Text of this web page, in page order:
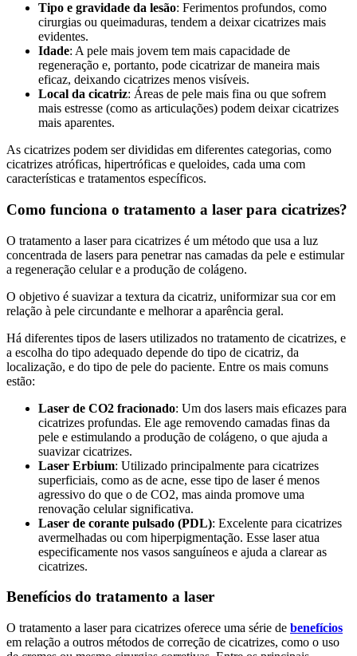
Tipo e gravidade da lesão: Ferimentos profundos, como
cirurgias ou queimaduras, tendem a deixar cicatrizes mais
evidentes.
Idade: A pele mais jovem tem mais capacidade de
regeneração e, portanto, pode cicatrizar de maneira mais
eficaz, deixando cicatrizes menos visíveis.
Local da cicatriz: Áreas de pele mais fina ou que sofrem
mais estresse (como as articulações) podem deixar cicatrizes
mais aparentes.
As cicatrizes podem ser divididas em diferentes categorias, como
cicatrizes atróficas, hipertróficas e queloides, cada uma com
características e tratamentos específicos.
Como funciona o tratamento a laser para cicatrizes?
O tratamento a laser para cicatrizes é um método que usa a luz
concentrada de lasers para penetrar nas camadas da pele e estimular
a regeneração celular e a produção de colágeno.
O objetivo é suavizar a textura da cicatriz, uniformizar sua cor em
relação à pele circundante e melhorar a aparência geral.
Há diferentes tipos de lasers utilizados no tratamento de cicatrizes, e
a escolha do tipo adequado depende do tipo de cicatriz, da
localização, e do tipo de pele do paciente. Entre os mais comuns
estão:
Laser de CO2 fracionado: Um dos lasers mais eficazes para
cicatrizes profundas. Ele age removendo camadas finas da
pele e estimulando a produção de colágeno, o que ajuda a
suavizar cicatrizes.
Laser Erbium: Utilizado principalmente para cicatrizes
superficiais, como as de acne, esse tipo de laser é menos
agressivo do que o de CO2, mas ainda promove uma
renovação celular significativa.
Laser de corante pulsado (PDL): Excelente para cicatrizes
avermelhadas ou com hiperpigmentação. Esse laser atua
especificamente nos vasos sanguíneos e ajuda a clarear as
cicatrizes.
Benefícios do tratamento a laser
O tratamento a laser para cicatrizes oferece uma série de benefícios
em relação a outros métodos de correção de cicatrizes, como o uso